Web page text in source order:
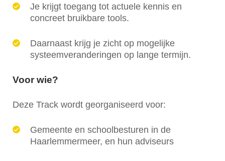
Je krijgt toegang tot actuele kennis en
concreet bruikbare tools.
Daarnaast krijg je zicht op mogelijke
systeemveranderingen op lange termijn.
Voor wie?
Deze Track wordt georganiseerd voor:
Gemeente en schoolbesturen in de
Haarlemmermeer, en hun adviseurs